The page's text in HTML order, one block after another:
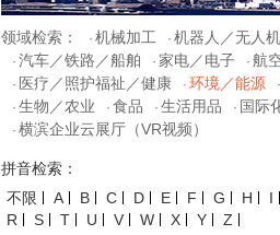
领域检索： · 机械加工 · 机器人／无人机
· 汽车／铁路／船舶 · 家电／电子 · 航
· 医疗／照护福祉／健康 · 环境／能源
·
· 生物／农业 · 食品 · 生活用品 · 国际
· 横滨企业云展厅（VR视频）
拼音检索：
不限
A B C D E F G H
I
R
S T U V W X Y Z